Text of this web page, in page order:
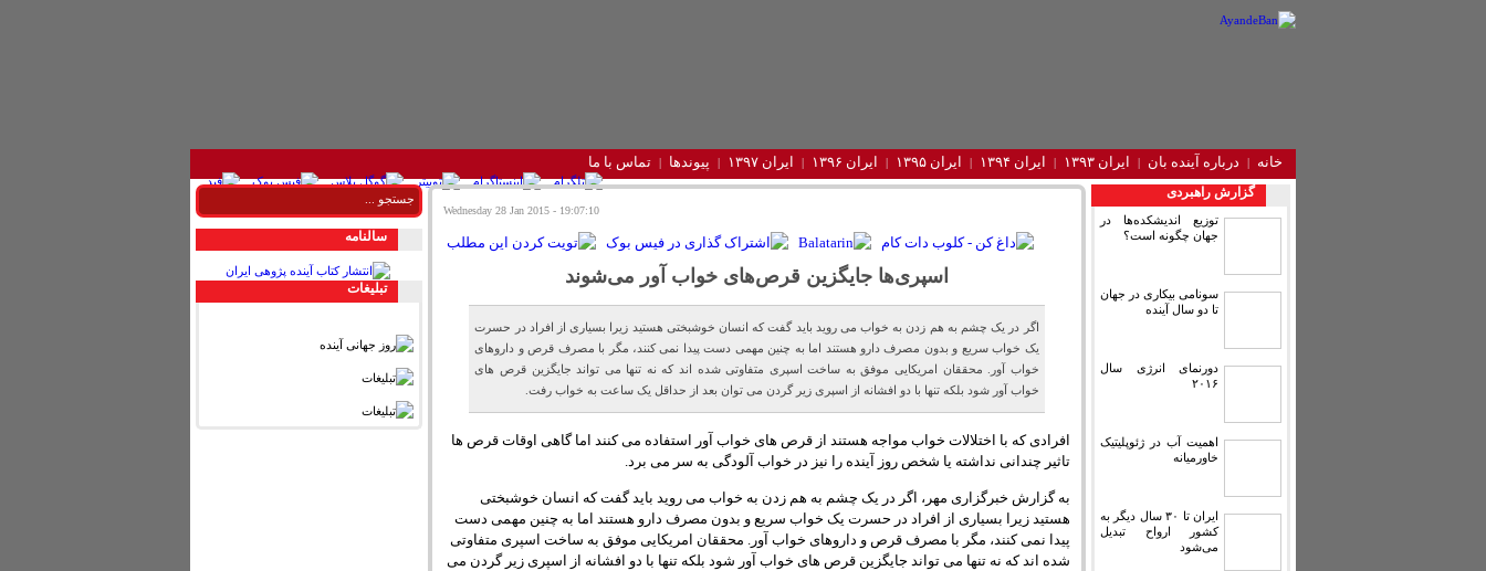
خانه درباره آینده‌ بان ایران ۱۳۹۳ ایران ۱۳۹۴ ایران ۱۳۹۵ ایران ۱۳۹۶ ایران ۱۳۹۷ پیوندها تماس با ما
گزارش راهبردی
توزیع اندیشکده‌ها در
جهان چگونه است؟
سونامی بیکاری در جهان
تا دو سال آینده
دورنمای انرژی سال
۲۰۱۶
اهمیت آب در ژئوپلیتیک
خاورمیانه
ایران تا ۳۰ سال دیگر به
کشور ارواح تبدیل
می‌شود
19:07:10 - Wednesday 28 Jan 2015
اسپری‌ها جایگزین قرص‌های خواب آور می‌شوند
اگر در یک چشم به هم زدن به خواب می روید باید گفت که انسان خوشبختی هستید زیرا بسیاری از افراد در حسرت
یک خواب سریع و بدون مصرف دارو هستند اما به چنین مهمی دست پیدا نمی کنند، مگر با مصرف قرص و داروهای
خواب آور. محققان امریکایی موفق به ساخت اسپری متفاوتی شده اند که نه تنها می تواند جایگزین قرص های
خواب آور شود بلکه تنها با دو افشانه از اسپری زیر گردن می توان بعد از حداقل یک ساعت به خواب رفت.
افرادی که با اختلالات خواب مواجه هستند از قرص های خواب آور استفاده می کنند اما گاهی اوقات قرص ها
تاثیر چندانی نداشته یا شخص روز آینده را نیز در خواب آلودگی به سر می برد.
به گزارش خبرگزاری مهر، اگر در یک چشم به هم زدن به خواب می روید باید گفت که انسان خوشبختی
هستید زیرا بسیاری از افراد در حسرت یک خواب سریع و بدون مصرف دارو هستند اما به چنین مهمی دست
پیدا نمی کنند، مگر با مصرف قرص و داروهای خواب آور. محققان امریکایی موفق به ساخت اسپری متفاوتی
شده اند که نه تنها می تواند جایگزین قرص های خواب آور شود بلکه تنها با دو افشانه از اسپری زیر گردن می
سالنامه
تبليغات